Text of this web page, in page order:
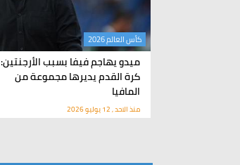
ميدو يهاجم فيفا بسبب الأرجنتين:
كرة القدم يديرها مجموعة من
المافيا
كأس العالم 2026
منذ الاحد , 12 يوليو 2026